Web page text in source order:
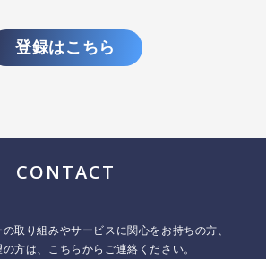
登録はこちら
CONTACT
取り組みやサービスに関心をお持ちの方、
方は、こちらからご連絡ください。